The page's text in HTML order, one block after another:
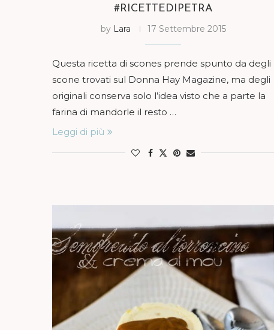
#RICETTEDIPETRA
by Lara 17 Settembre 2015
Questa ricetta di scones prende spunto da degli
scone trovati sul Donna Hay Magazine, ma degli
originali conserva solo l’idea visto che a parte la
farina di mandorle il resto …
Leggi di più